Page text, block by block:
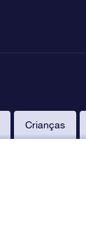
Crianças